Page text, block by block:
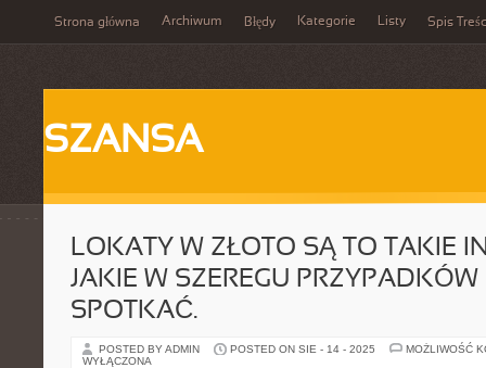
Strona główna Archiwum Błędy Kategorie Listy Spis
SZANSA
LOKATY W ZŁOTO SĄ TO TAKIE
JAKIE W SZEREGU
SPOTKAĆ.
POSTED BY ADMIN POSTED ON SIE - 14 - 2025
MOŻLIWOŚĆ
WYŁĄCZONA